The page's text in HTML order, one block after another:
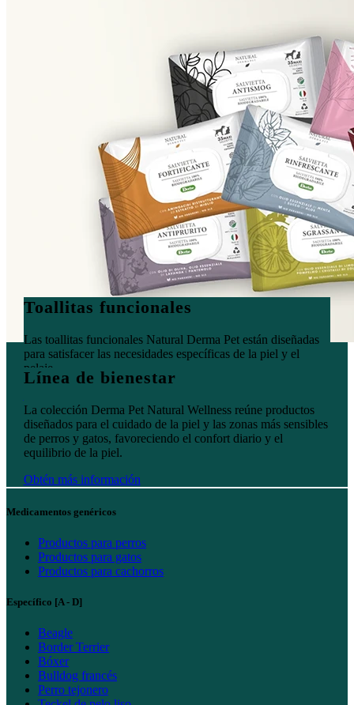
Toallitas funcionales
Las toallitas funcionales Natural Derma Pet están diseñadas
para satisfacer las necesidades específicas de la piel y el
pelaje.
Línea de bienestar
La colección Derma Pet Natural Wellness reúne productos
diseñados para el cuidado de la piel y las zonas más sensibles
de perros y gatos, favoreciendo el confort diario y el
equilibrio de la piel.
Obtén más información
Medicamentos genéricos
Productos para perros
Productos para gatos
Productos para cachorros
Específico [A - D]
Beagle
Border Terrier
Bóxer
Bulldog francés
Perro tejonero